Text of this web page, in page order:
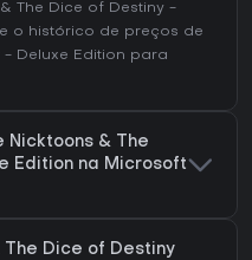
The Dice of Destiny -
o histórico de preços de
- Deluxe Edition para
& The
Edition na Microsoft
Dice of Destiny